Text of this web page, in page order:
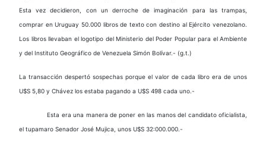
Esta vez decidieron, con un derroche de imaginación para las trampas,
comprar en Uruguay 50.000 libros de texto con destino al Ejército venezolano.
Los libros llevaban el logotipo del Ministerio del Poder Popular para el Ambiente
y del Instituto Geográfico de Venezuela Simón Bolívar.- (g.t.)
La transacción despertó sospechas porque el valor de cada libro era de unos
U$S 5,80 y Chávez los estaba pagando a U$S 498 cada uno.-
Esta era una manera de poner en las manos del candidato oficialista,
el tupamaro Senador José Mujica, unos U$S 32:000.000.-